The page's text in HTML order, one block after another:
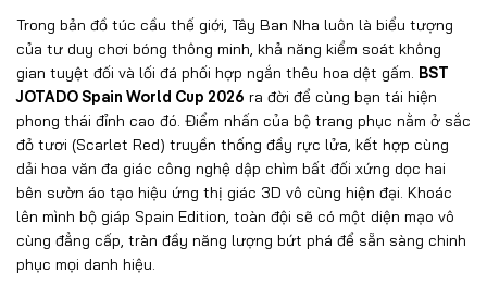
Trong bản đồ túc cầu thế giới, Tây Ban Nha luôn là biểu tượng
của tư duy chơi bóng thông minh, khả năng kiểm soát không
gian tuyệt đối và lối đá phối hợp ngắn thêu hoa dệt gấm. BST
JOTADO Spain World Cup 2026 ra đời để cùng bạn tái hiện
phong thái đỉnh cao đó. Điểm nhấn của bộ trang phục nằm ở sắc
đỏ tươi (Scarlet Red) truyền thống đầy rực lửa, kết hợp cùng
dải hoa văn đa giác công nghệ dập chìm bất đối xứng dọc hai
bên sườn áo tạo hiệu ứng thị giác 3D vô cùng hiện đại. Khoác
lên mình bộ giáp Spain Edition, toàn đội sẽ có một diện mạo vô
cùng đẳng cấp, tràn đầy năng lượng bứt phá để sẵn sàng chinh
phục mọi danh hiệu.